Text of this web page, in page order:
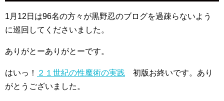
1月12日は96名の方々が黒野忍のブログを過疎らないよう
に巡回してくださいました。
ありがとーありがとーです。
はいっ！ ２１世紀の性魔術の実践 初版お終いです。あり
がとうございました。